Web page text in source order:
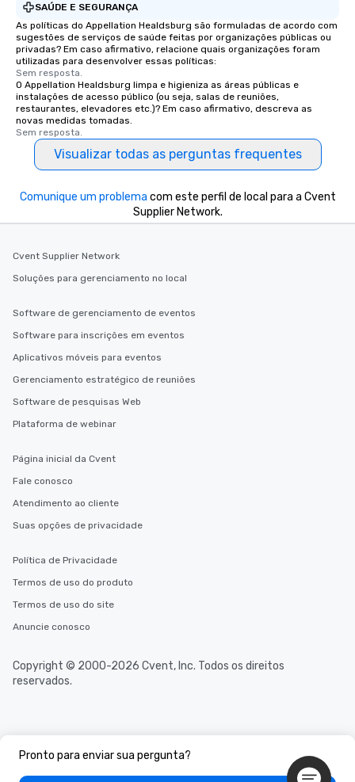
SAÚDE E SEGURANÇA
As políticas do Appellation Healdsburg são formuladas de acordo com
sugestões de serviços de saúde feitas por organizações públicas ou
privadas? Em caso afirmativo, relacione quais organizações foram
utilizadas para desenvolver essas políticas:
Sem resposta.
O Appellation Healdsburg limpa e higieniza as áreas públicas e
instalações de acesso público (ou seja, salas de reuniões,
restaurantes, elevadores etc.)? Em caso afirmativo, descreva as
novas medidas tomadas.
Sem resposta.
Visualizar todas as perguntas frequentes
Pronto para enviar sua pergunta?
Comunique um problema com este perfil de local para a Cvent
Supplier Network.
Cvent Supplier Network
Soluções para gerenciamento no local
Software de gerenciamento de eventos
Software para inscrições em eventos
Aplicativos móveis para eventos
Gerenciamento estratégico de reuniões
Software de pesquisas Web
Plataforma de webinar
Página inicial da Cvent
Fale conosco
Atendimento ao cliente
Suas opções de privacidade
Política de Privacidade
Termos de uso do produto
Termos de uso do site
Anuncie conosco
Copyright © 2000-2026 Cvent, Inc. Todos os direitos
reservados.